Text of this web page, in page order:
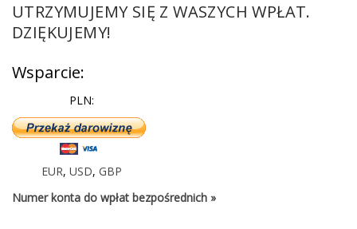
UTRZYMUJEMY SIĘ Z WASZYCH WPŁAT.
DZIĘKUJEMY!
Wsparcie:
PLN:
EUR, USD, GBP
Numer konta do wpłat bezpośrednich »